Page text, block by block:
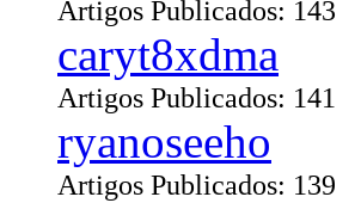
Artigos Publicados: 143
caryt8xdma
Artigos Publicados: 141
ryanoseeho
Artigos Publicados: 139